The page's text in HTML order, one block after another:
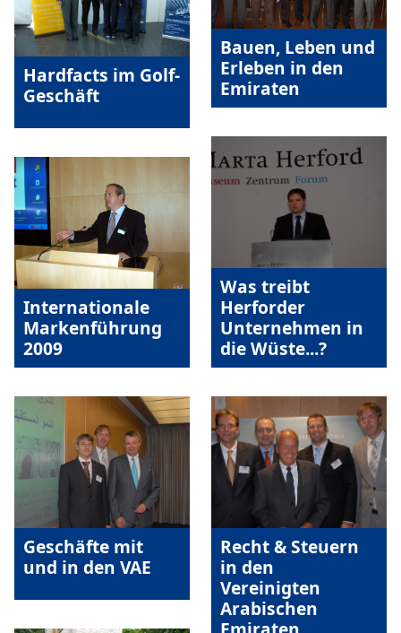
Bauen, Leben und
Erleben in den
Emiraten
Hardfacts im Golf-
Geschäft
Was treibt
Herforder
Unternehmen in
die Wüste...?
Internationale
Markenführung
2009
Geschäfte mit
und in den VAE
Recht & Steuern
in den
Vereinigten
Arabischen